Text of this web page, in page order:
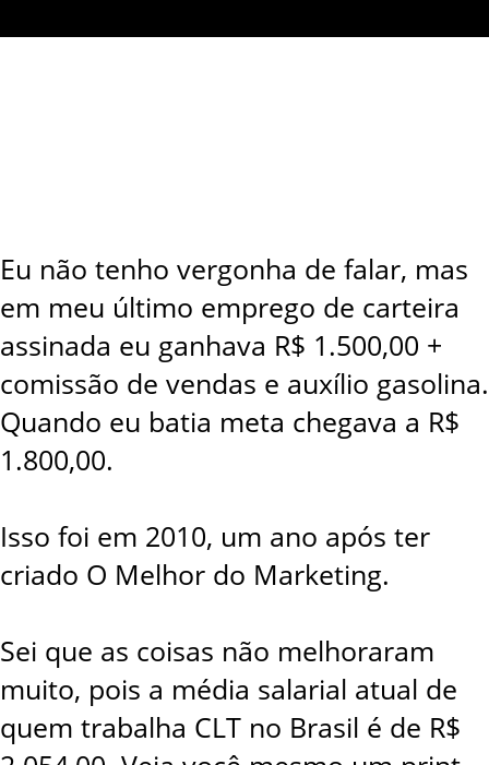
Eu não tenho vergonha de falar, mas
em meu último emprego de carteira
assinada eu ganhava R$ 1.500,00 +
comissão de vendas e auxílio gasolina.
Quando eu batia meta chegava a R$
1.800,00.
Isso foi em 2010, um ano após ter
criado O Melhor do Marketing.
Sei que as coisas não melhoraram
muito, pois a média salarial atual de
quem trabalha CLT no Brasil é de R$